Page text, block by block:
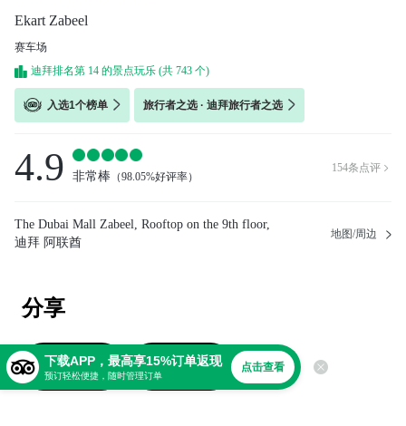
Ekart Zabeel
赛车场
迪拜排名第 14 的景点玩乐 (共 743 个)
入选1个榜单 旅行者之选 · 迪拜旅行者之选
4.9 非常棒 （98.05%好评率）
154条点评 
The Dubai Mall Zabeel, Rooftop on the 9th floor,
迪拜 阿联酋
地图/周边
分享
撰写点评 上传照片
下载APP，最高享15%订单返现
预订轻松便捷，随时管理订单
点击查看